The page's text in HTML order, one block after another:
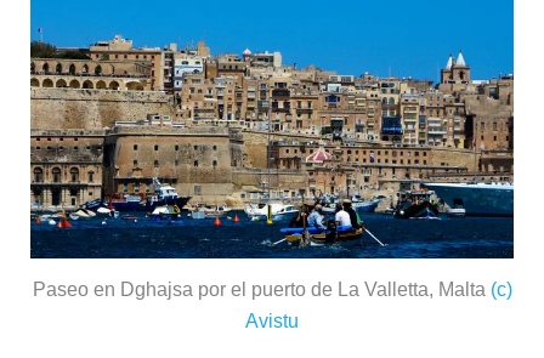
Paseo en Dghajsa por el puerto de La Valletta, Malta (c)
Avistu